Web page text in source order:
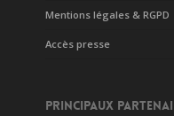
Mentions légales & RGPD
Accès presse
PRINCIPAUX